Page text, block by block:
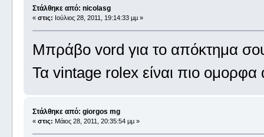
Στάλθηκε από: nicolasg
« στις: Ιούλιος 28, 2011, 19:14:33 μμ »
Μπράβο vord για το απόκτημα
Τα vintage rolex είναι πιο ομορφα
Στάλθηκε από: giorgos mg
« στις: Μάιος 28, 2011, 20:35:54 μμ »